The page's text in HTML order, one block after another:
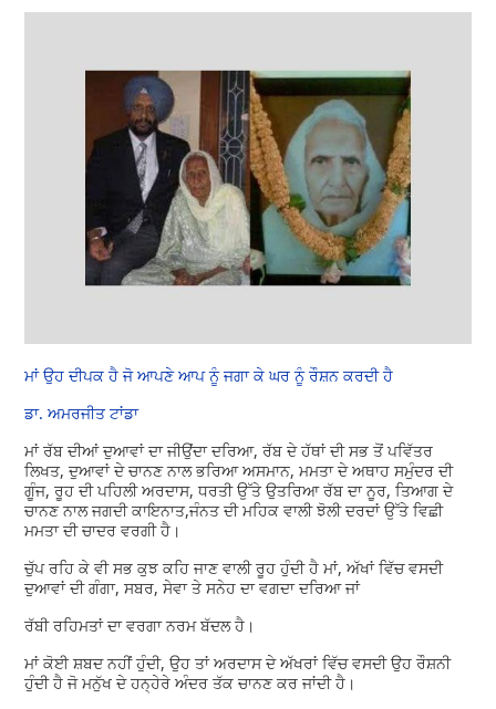
ਮਾਂ ਉਹ ਦੀਪਕ ਹੈ ਜੋ ਆਪਣੇ ਆਪ ਨੂੰ ਜਗਾ ਕੇ ਘਰ ਨੂੰ ਰੌਸ਼ਨ ਕਰਦੀ ਹੈ
ਡਾ. ਅਮਰਜੀਤ ਟਾਂਡਾ
ਮਾਂ ਰੱਬ ਦੀਆਂ ਦੁਆਵਾਂ ਦਾ ਜੀਉਂਦਾ ਦਰਿਆ, ਰੱਬ ਦੇ ਹੱਥਾਂ ਦੀ ਸਭ ਤੋਂ ਪਵਿੱਤਰ
ਲਿਖਤ, ਦੁਆਵਾਂ ਦੇ ਚਾਨਣ ਨਾਲ ਭਰਿਆ ਅਸਮਾਨ, ਮਮਤਾ ਦੇ ਅਥਾਹ ਸਮੁੰਦਰ ਦੀ
ਗੂੰਜ, ਰੂਹ ਦੀ ਪਹਿਲੀ ਅਰਦਾਸ, ਧਰਤੀ ਉੱਤੇ ਉਤਰਿਆ ਰੱਬ ਦਾ ਨੂਰ, ਤਿਆਗ ਦੇ
ਚਾਨਣ ਨਾਲ ਜਗਦੀ ਕਾਇਨਾਤ,ਜੰਨਤ ਦੀ ਮਹਿਕ ਵਾਲੀ ਝੋਲੀ ਦਰਦਾਂ ਉੱਤੇ ਵਿਛੀ
ਮਮਤਾ ਦੀ ਚਾਦਰ ਵਰਗੀ ਹੈ।
ਚੁੱਪ ਰਹਿ ਕੇ ਵੀ ਸਭ ਕੁਝ ਕਹਿ ਜਾਣ ਵਾਲੀ ਰੂਹ ਹੁੰਦੀ ਹੈ ਮਾਂ, ਅੱਖਾਂ ਵਿੱਚ ਵਸਦੀ
ਦੁਆਵਾਂ ਦੀ ਗੰਗਾ, ਸਬਰ, ਸੇਵਾ ਤੇ ਸਨੇਹ ਦਾ ਵਗਦਾ ਦਰਿਆ ਜਾਂ
ਰੱਬੀ ਰਹਿਮਤਾਂ ਦਾ ਵਰਗਾ ਨਰਮ ਬੱਦਲ ਹੈ।
ਮਾਂ ਕੋਈ ਸ਼ਬਦ ਨਹੀਂ ਹੁੰਦੀ, ਉਹ ਤਾਂ ਅਰਦਾਸ ਦੇ ਅੱਖਰਾਂ ਵਿੱਚ ਵਸਦੀ ਉਹ ਰੌਸ਼ਨੀ
ਹੁੰਦੀ ਹੈ ਜੋ ਮਨੁੱਖ ਦੇ ਹਨ੍ਹੇਰੇ ਅੰਦਰ ਤੱਕ ਚਾਨਣ ਕਰ ਜਾਂਦੀ ਹੈ।